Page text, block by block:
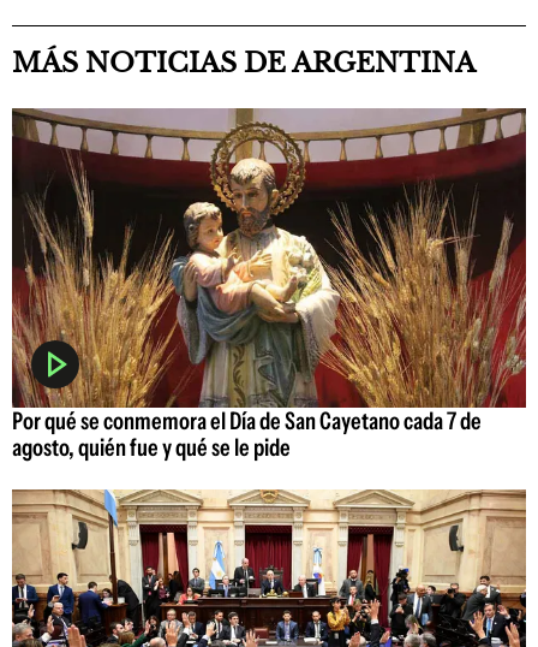
MÁS NOTICIAS DE ARGENTINA
Por qué se conmemora el Día de San Cayetano cada 7 de
agosto, quién fue y qué se le pide